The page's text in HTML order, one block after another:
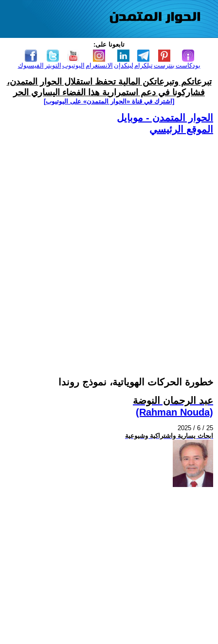
تابعونا على:
الفيسبوك التويتر اليوتيوب الانستغرام لينكدإن تيلكرامبنترست بودكاست
تبرعاتكم وتبرعاتكن المالية تحفظ استقلال الحوار المتمدن،
فشاركونا في دعم استمرارية هذا الفضاء اليساري الحر
[اشترك في قناة ‫«الحوار المتمدن» على اليوتيوب]
الحوار المتمدن - موبايل
الموقع الرئيسي
خطورة الحركات الهوياتية، نموذج روندا
عبد الرحمان النوضة
(Rahman Nouda)
2025 / 6 / 25
ابحاث يسارية واشتراكية وشيوعية